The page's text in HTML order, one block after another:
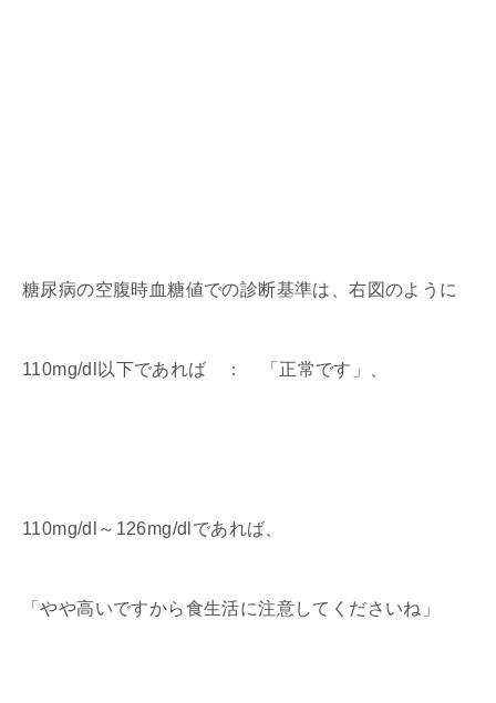
糖尿病の空腹時血糖値での診断基準は、右図のように
110mg/dl以下であれば ： 「正常です」、
110mg/dl～126mg/dlであれば、
「やや高いですから食生活に注意してくださいね」